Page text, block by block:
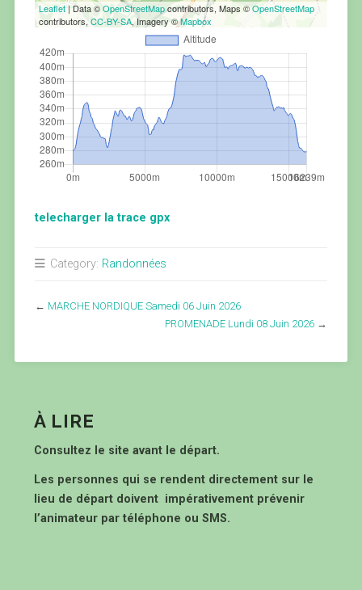
Leaflet| Data ©OpenStreetMapcontributors, Maps ©OpenStreetMap
contributors,CC-BY-SA, Imagery ©Mapbox
telecharger la trace gpx
Category: Randonnées
← MARCHE NORDIQUE Samedi 06 Juin 2026
PROMENADE Lundi 08 Juin 2026 →
À LIRE
Consultez le site avant le départ.
Les personnes qui se rendent directement sur le
lieu de départ doivent impérativement prévenir
l’animateur par téléphone ou SMS.